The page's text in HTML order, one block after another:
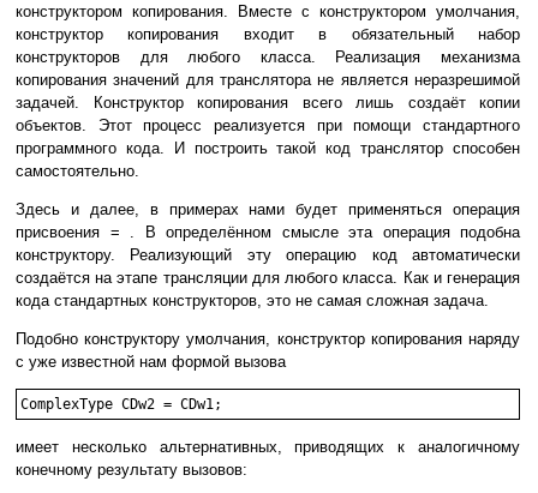
конструктором копирования. Вместе с конструктором умолчания,
конструктор копирования входит в обязательный набор
конструкторов для любого класса. Реализация механизма
копирования значений для транслятора не является неразрешимой
задачей. Конструктор копирования всего лишь создаёт копии
объектов. Этот процесс реализуется при помощи стандартного
программного кода. И построить такой код транслятор способен
самостоятельно.
Здесь и далее, в примерах нами будет применяться операция
присвоения = . В определённом смысле эта операция подобна
конструктору. Реализующий эту операцию код автоматически
создаётся на этапе трансляции для любого класса. Как и генерация
кода стандартных конструкторов, это не самая сложная задача.
Подобно конструктору умолчания, конструктор копирования наряду
с уже известной нам формой вызова
ComplexType CDw2 = CDw1;
имеет несколько альтернативных, приводящих к аналогичному
конечному результату вызовов: